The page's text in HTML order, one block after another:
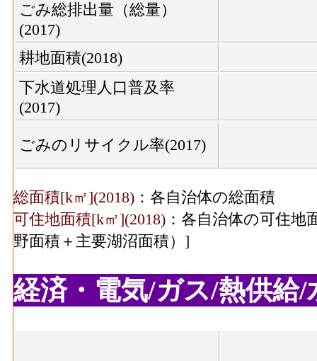
ごみ総排出量（総量）
(2017)
耕地面積(2018)
下水道処理人口普及率
(2017)
ごみのリサイクル率(2017)
総面積[k㎡](2018) ：各自治体の総面積
可住地面積[k㎡](2018) ：各自治体の可住
野面積＋主要湖沼面積）]
経済・電気/ガス/熱供給/